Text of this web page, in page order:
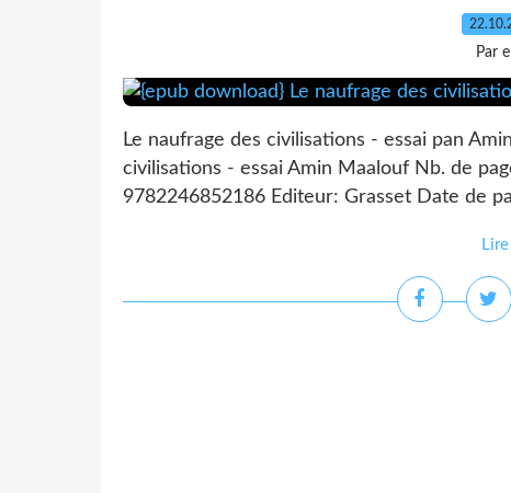
Par
Le naufrage des civilisations - essai pan
civilisations - essai Amin Maalouf Nb. de
9782246852186 Editeur: Grasset Date de